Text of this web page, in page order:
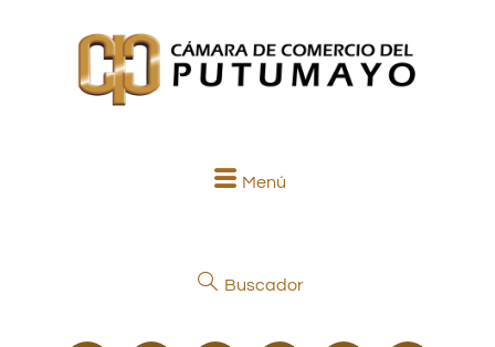
Menú
Buscador